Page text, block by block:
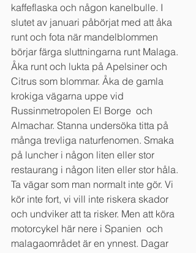
kaffeflaska och någon kanelbulle. I
slutet av januari påbörjat med att åka
runt och fota när mandelblommen
börjar färga sluttningarna runt Malaga.
Åka runt och lukta på Apelsiner och
Citrus som blommar. Åka de gamla
krokiga vägarna uppe vid
Russinmetropolen El Borge  och
Almachar. Stanna undersöka titta på
många trevliga naturfenomen. Smaka
på luncher i någon liten eller stor
restaurang i någon liten eller stor håla.
Ta vägar som man normalt inte gör. Vi
kör inte fort, vi vill inte riskera skador
och undviker att ta risker. Men att köra
motorcykel här nere i Spanien  och
malagaområdet är en ynnest. Dagar